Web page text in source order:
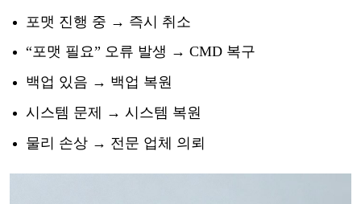
포맷 진행 중 → 즉시 취소
“포맷 필요” 오류 발생 → CMD 복구
백업 있음 → 백업 복원
시스템 문제
→ 시스템 복원
물리 손상 → 전문 업체 의뢰